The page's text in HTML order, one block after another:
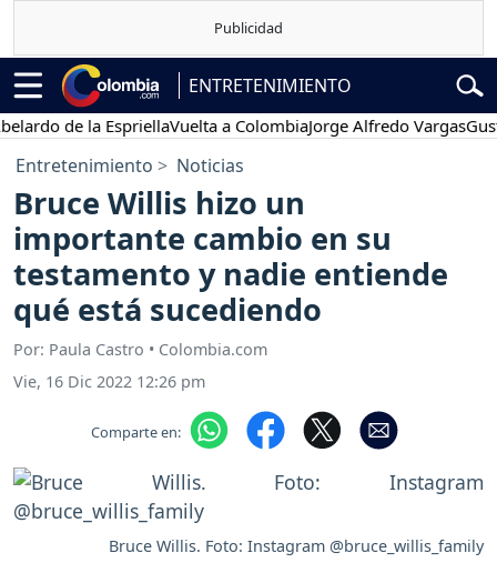
ENTRETENIMIENTO
de la EspriellaVuelta a ColombiaJorge Alfredo VargasGustavo
Entretenimiento Noticias
Bruce Willis hizo un
importante cambio en su
testamento y nadie entiende
qué está sucediendo
Por: Paula Castro • Colombia.com
Vie, 16 Dic 2022 12:26 pm
Comparte en:
Bruce Willis. Foto: Instagram @bruce_willis_family